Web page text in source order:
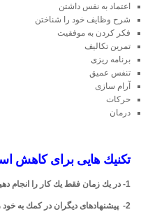
اعتماد به نفس داشتن
شرح وظایف خود را شناختن
فكر كردن به موفقیت
تمرین تكالیف
برنامه ریزی
تنفس عمیق
آرام سازی
حركات
درمان
تكنیك هایی برای كاهش
1- در یك زمان فقط یك كار را انجام
2- پیشنهادهای دیگران در كمك به خود